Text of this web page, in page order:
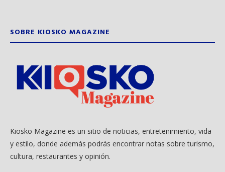
SOBRE KIOSKO MAGAZINE
Kiosko Magazine es un sitio de noticias, entretenimiento, vida
y estilo, donde además podrás encontrar notas sobre turismo,
cultura, restaurantes y opinión.